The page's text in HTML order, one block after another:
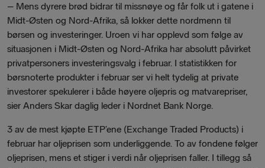
– Mens dyrere brød bidrar til missnøye og får folk ut i gatene i
Midt-Østen og Nord-Afrika, så lokker dette nordmenn til
børsen og investeringer. Uroen vi har opplevd som følge av
situasjonen i Midt-Østen og Nord-Afrika har absolutt påvirket
privatpersoners investeringsvalg i februar. I statistikken for
børsnoterte produkter i februar ser vi helt tydelig at private
investorer spekulerer i både høyere oljepris og matvarepriser,
sier Anders Skar daglig leder i Nordnet Bank Norge.
3 av de mest kjøpte ETP’ene (Exchange Traded Products) i
februar har oljeprisen som underliggende. To av fondene følger
oljeprisen, mens et stiger i verdi når oljeprisen faller. I tillegg så